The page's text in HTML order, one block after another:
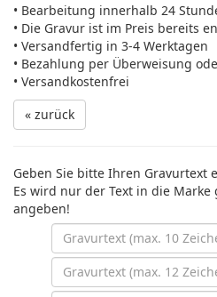
• Bearbeitung innerhalb 24
• Die Gravur ist im Preis bereits
• Versandfertig in 3-4 Werktagen
• Bezahlung per Überweisung
• Versandkostenfrei
« zurück
Geben Sie bitte Ihren Gravurtext
Es wird nur der Text in die
angeben!